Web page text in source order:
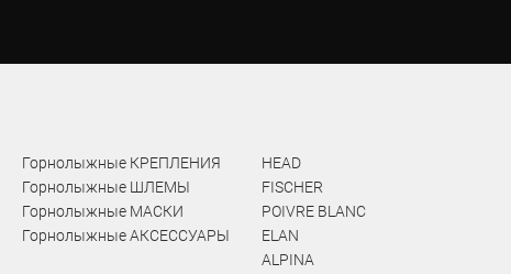
Горнолыжные КРЕПЛЕНИЯ
Горнолыжные ШЛЕМЫ
Горнолыжные МАСКИ
Горнолыжные АКСЕССУАРЫ
HEAD
FISCHER
POIVRE BLANC
ELAN
ALPINA